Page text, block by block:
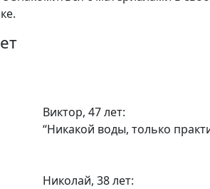
Виктор, 47 лет:
“Никакой воды, только
Николай, 38 лет: